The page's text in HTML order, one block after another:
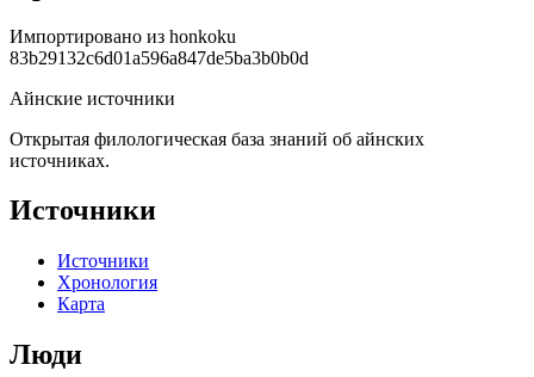
Импортировано из honkoku
83b29132c6d01a596a847de5ba3b0b0d
Айнские источники
Открытая филологическая база знаний об айнских
источниках.
Источники
Источники
Хронология
Карта
Люди